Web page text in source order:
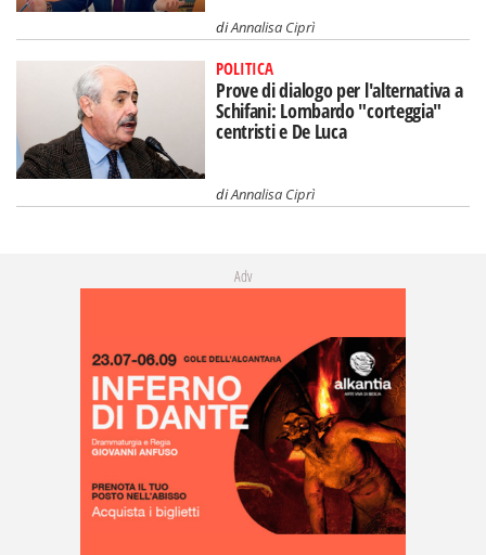
diAnnalisa Ciprì
POLITICA
Prove di dialogo per l'alternativa a
Schifani: Lombardo "corteggia"
centristi e De Luca
diAnnalisa Ciprì
Adv